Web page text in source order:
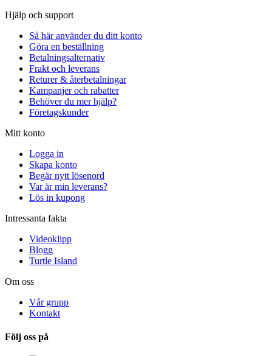
Hjälp och support
Så här använder du ditt konto
Göra en beställning
Betalningsalternativ
Frakt och leverans
Returer & återbetalningar
Kampanjer och rabatter
Behöver du mer hjälp?
Företagskunder
Mitt konto
Logga in
Skapa konto
Begär nytt lösenord
Var är min leverans?
Lös in kupong
Intressanta fakta
Videoklipp
Blogg
Turtle Island
Om oss
Vår grupp
Kontakt
Följ oss på